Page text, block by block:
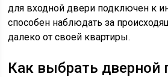
для входной двери подключен к
способен наблюдать за
далеко от своей квартиры.
Как выбрать дверной